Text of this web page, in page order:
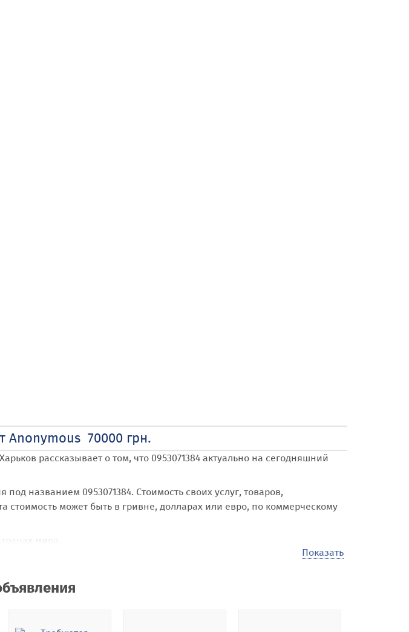
Anonymous 70000 грн.
рассказывает о том, что 0953071384 актуально на сегодняшний
под названием 0953071384. Стоимость своих услуг, товаров,
может быть в гривне, долларах или евро, по коммерческому
мира.
области Харьковская обл. и городу Харьков
Показать